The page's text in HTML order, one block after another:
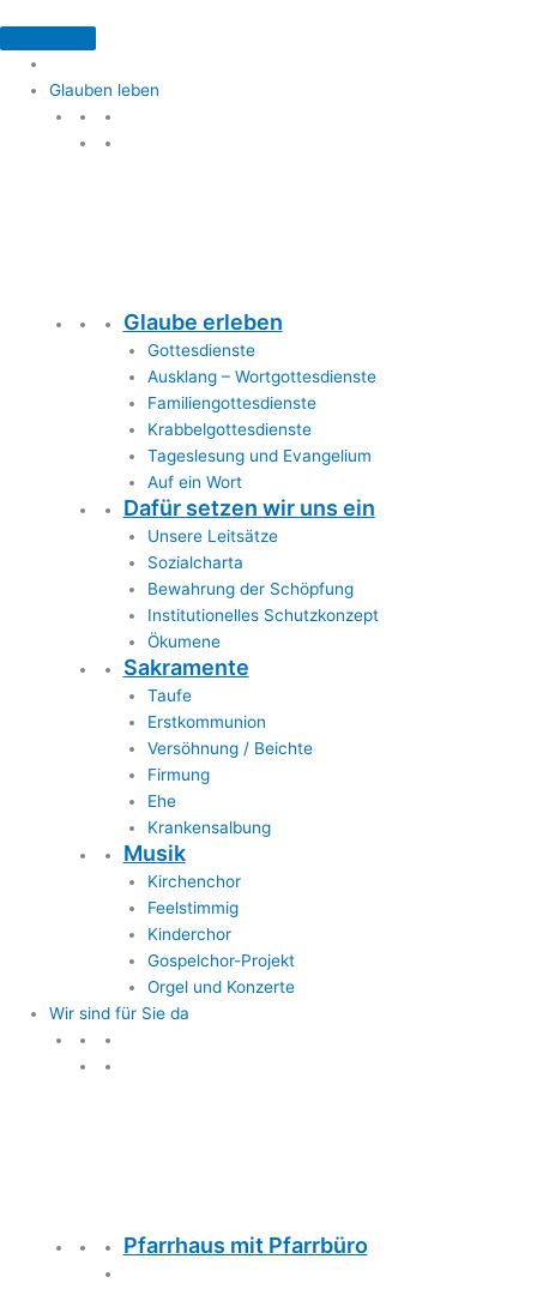
Glauben leben
Glaube erleben
Gottesdienste
Ausklang – Wortgottesdienste
Familiengottesdienste
Krabbelgottesdienste
Tageslesung und Evangelium
Auf ein Wort
Dafür setzen wir uns ein
Unsere Leitsätze
Sozialcharta
Bewahrung der Schöpfung
Institutionelles Schutzkonzept
Ökumene
Sakramente
Taufe
Erstkommunion
Versöhnung / Beichte
Firmung
Ehe
Krankensalbung
Musik
Kirchenchor
Feelstimmig
Kinderchor
Gospelchor-Projekt
Orgel und Konzerte
Wir sind für Sie da
Pfarrhaus mit Pfarrbüro